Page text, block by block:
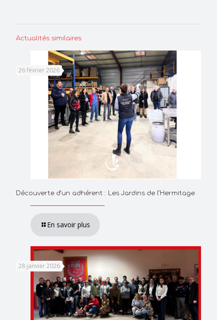
Actualités similaires
26 février 2026
Découverte d’un adhérent : Les Jardins de l’Hermitage
En savoir plus
28 janvier 2026